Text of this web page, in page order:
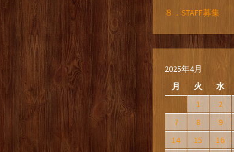
８．STAFF募集
2025年4月
月
火 水
1 2
7
8 9
14
15 16